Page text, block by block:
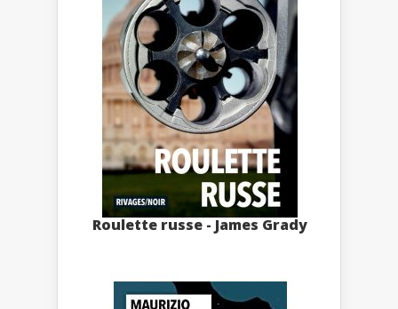
Roulette russe - James Grady